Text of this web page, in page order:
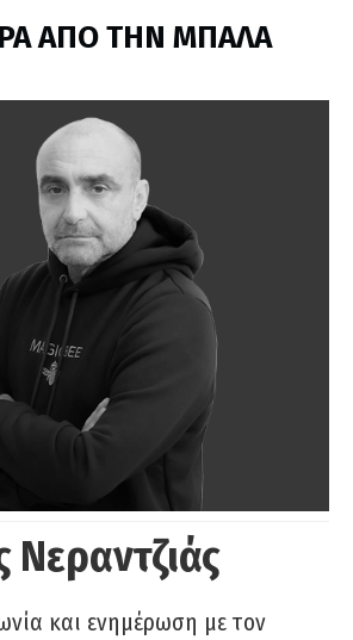
ΑΠΟ ΤΗΝ ΜΠΑΛΑ
Νεραντζιάς
και ενημέρωση με τον